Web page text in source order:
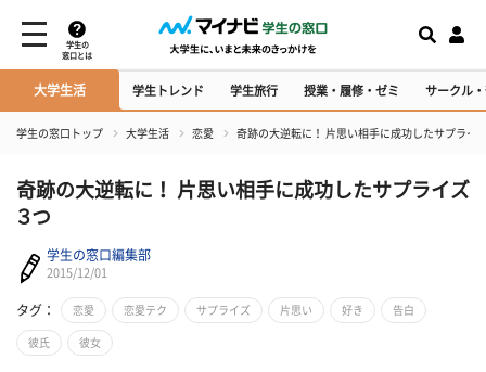
学生の
窓口とは
大学生活 学生トレンド 学生旅行 授業・履修・ゼミ サークル
学生の窓口トップ 大学生活 恋愛 奇跡の大逆転に！ 片思い相手に成功したサプライ
奇跡の大逆転に！ 片思い相手に成功したサプライズ
３つ
学生の窓口編集部
2015/12/01
タグ： 恋愛 恋愛テク サプライズ 片思い 好き 告白
彼氏 彼女